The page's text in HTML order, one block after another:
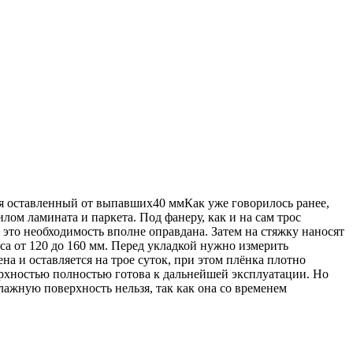
оставленный от выпавших40 ммКак уже говорилось ранее,
ламината и паркета. Под фанеру, как и на сам трос
необходимость вполне оправдана. Затем на стяжку наносят
от 120 до 160 мм. Перед укладкой нужно измерить
и оставляется на трое суток, при этом плёнка плотно
полностью готова к дальнейшей эксплуатации. Но
поверхность нельзя, так как она со временем